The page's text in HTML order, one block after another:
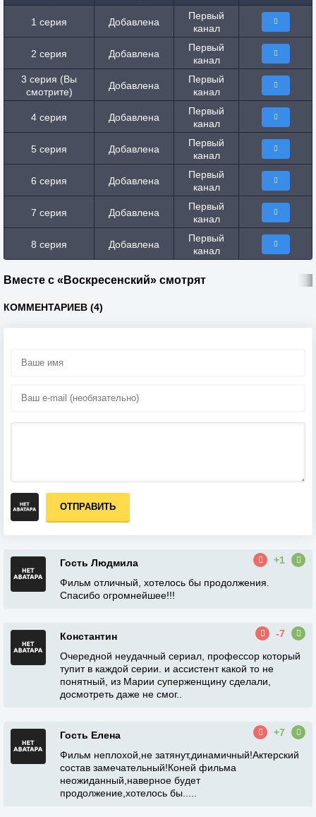
1 серия Добавлена
Первый
канал
2 серия Добавлена
Первый
канал
3 серия (Вы
смотрите)
Добавлена
Первый
канал
4 серия Добавлена
Первый
канал
5 серия Добавлена
Первый
канал
6 серия Добавлена
Первый
канал
7 серия Добавлена
Первый
канал
8 серия Добавлена
Первый
канал
Вместе с «Воскресенский» смотрят
КОММЕНТАРИЕВ (4)
ОТПРАВИТЬ
Гость Людмила
+1
Фильм отличный, хотелось бы продолжения.
Спасибо огромнейшее!!!
Константин
-7
Очередной неудачный сериал, профессор который
тупит в каждой серии. и ассистент какой то не
понятный, из Марии суперженщину сделали,
досмотреть даже не смог..
Гость Елена
+7
Фильм неплохой,не затянут,динамичный!Актерский
состав замечательный!Коней фильма
неожиданный,наверное будет
продолжение,хотелось бы.....